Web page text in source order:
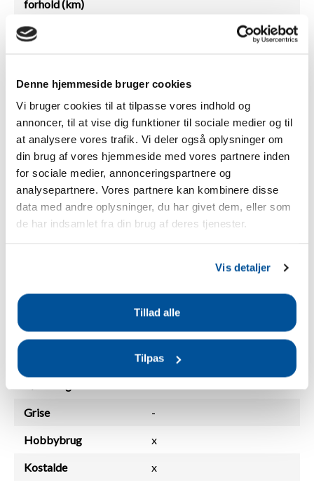
Denne hjemmeside bruger cookies
Vi bruger cookies til at tilpasse vores indhold og
annoncer, til at vise dig funktioner til sociale medier og til
at analysere vores trafik. Vi deler også oplysninger om
din brug af vores hjemmeside med vores partnere inden
for sociale medier, annonceringspartnere og
analysepartnere. Vores partnere kan kombinere disse
data med andre oplysninger, du har givet dem, eller som
de har indsamlet fra din brug af deres tjenester.
Vis detaljer
Tillad alle
Tilpas
forhold (km)
Multi (2)
Trådhegnafstand -
Multi (2)
Lysforhold (km)
Multi (3)
Trådhegnafstand -
Anbefalet (km)
0,1
Energikilde 230VAC
Hegn Rækkevidde Mains
Heste -
-
Grise -
Hobbybrug x
Kostalde x